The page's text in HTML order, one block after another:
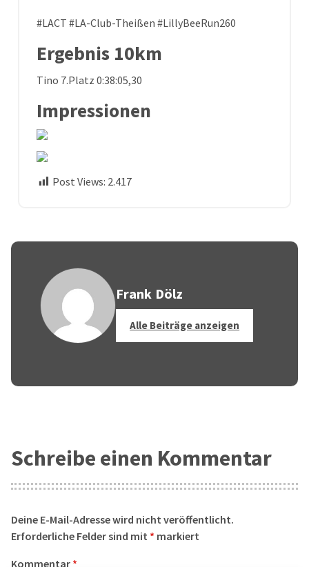
#LACT #LA-Club-Theißen #LillyBeeRun260
Ergebnis 10km
Tino 7.Platz 0:38:05,30
Impressionen
Post Views: 2.417
Frank Dölz
Alle Beiträge anzeigen
Schreibe einen Kommentar
Deine E-Mail-Adresse wird nicht veröffentlicht.
Erforderliche Felder sind mit * markiert
Kommentar *